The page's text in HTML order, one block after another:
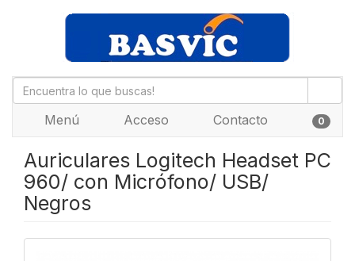
Menú Acceso Contacto 0
Auriculares Logitech Headset PC
960/ con Micrófono/ USB/
Negros